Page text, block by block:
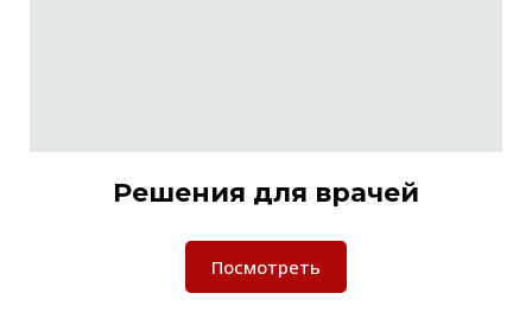
Решения для врачей
Посмотреть